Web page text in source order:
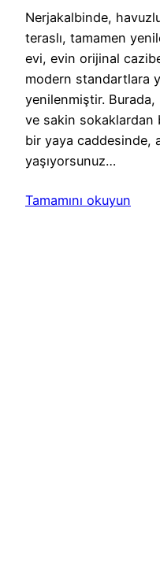
Nerjakalbinde,
teraslı, tamamen
evi, evin orijinal
modern standartlara
yenilenmiştir.
ve sakin sokaklardan
bir yaya caddesinde,
yaşıyorsunuz…
Tamamını okuyun